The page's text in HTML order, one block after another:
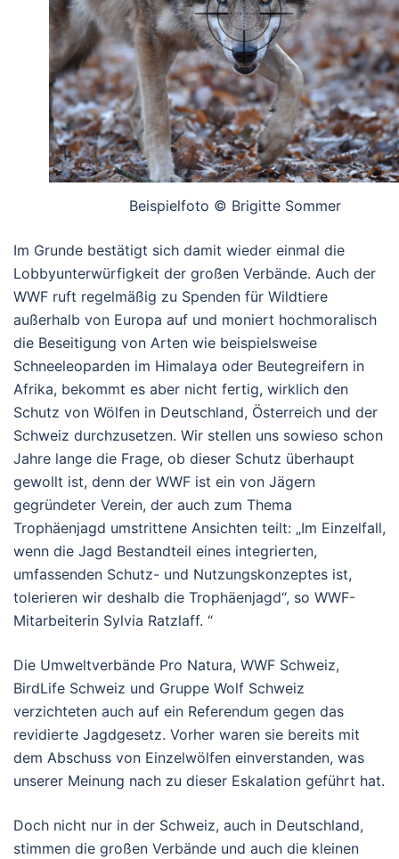
Beispielfoto © Brigitte Sommer
Im Grunde bestätigt sich damit wieder einmal die
Lobbyunterwürfigkeit der großen Verbände. Auch der
WWF ruft regelmäßig zu Spenden für Wildtiere
außerhalb von Europa auf und moniert hochmoralisch
die Beseitigung von Arten wie beispielsweise
Schneeleoparden im Himalaya oder Beutegreifern in
Afrika, bekommt es aber nicht fertig, wirklich den
Schutz von Wölfen in Deutschland, Österreich und der
Schweiz durchzusetzen. Wir stellen uns sowieso schon
Jahre lange die Frage, ob dieser Schutz überhaupt
gewollt ist, denn der WWF ist ein von Jägern
gegründeter Verein, der auch zum Thema
Trophäenjagd umstrittene Ansichten teilt: „Im Einzelfall,
wenn die Jagd Bestandteil eines integrierten,
umfassenden Schutz- und Nutzungskonzeptes ist,
tolerieren wir deshalb die Trophäenjagd“, so WWF-
Mitarbeiterin Sylvia Ratzlaff. “
Die Umweltverbände Pro Natura, WWF Schweiz,
BirdLife Schweiz und Gruppe Wolf Schweiz
verzichteten auch auf ein Referendum gegen das
revidierte Jagdgesetz. Vorher waren sie bereits mit
dem Abschuss von Einzelwölfen einverstanden, was
unserer Meinung nach zu dieser Eskalation geführt hat.
Doch nicht nur in der Schweiz, auch in Deutschland,
stimmen die großen Verbände und auch die kleinen